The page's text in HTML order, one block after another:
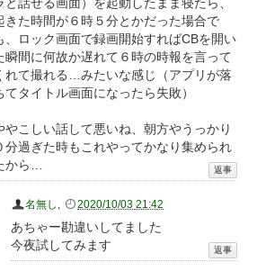
と話せる画面）を起動したまま寝たら、
きた時間が６時５分とかだった場合で
、ロック画面で録画開始すればCBを開い
瞬間に何故か遅れて６時の時報を言って
れて撮れる…みたいな感じ（アプリが落
てタイトル画面になったら失敗）
やこしい話して悪いね、朝方やうっかり
分過ぎた時もこれやってかなり集められ
から…
名無し 2020/10/03 21:42
あちゃー勘違いしてました
今夜試してみます